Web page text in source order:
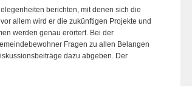
berichten, mit denen sich die
allem wird er die zukünftigen Projekte und
werden genau erörtert. Bei der
Fragen zu allen Belangen
dazu abgeben. Der